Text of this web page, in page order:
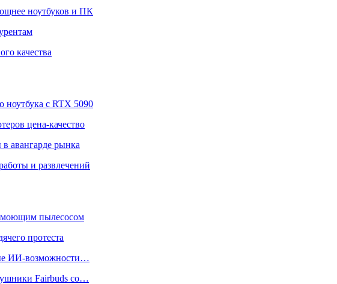
ноутбуков и ПК
качества
ноутбука с RTX 5090
цена-качество
авангарде рынка
и развлечений
моющим пылесосом
протеста
ИИ-возможности…
Fairbuds со…